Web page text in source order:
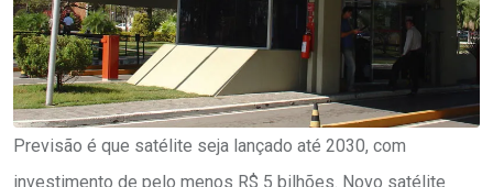
Previsão é que satélite seja lançado até 2030, com
investimento de pelo menos R$ 5 bilhões. Novo satélite